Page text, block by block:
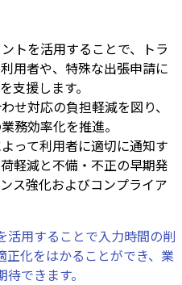
トを活用することで、トラ
用者や、特殊な出張申請に
支援します。
せ対応の負担軽減を図り、
務効率化を推進。
って利用者に適切に通知す
軽減と不備・不正の早期発
ス強化およびコンプライア
活用することで入力時間の削
化をはかることができ、業
できます。